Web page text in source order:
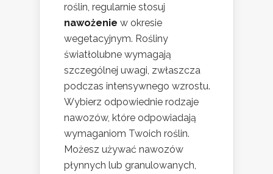
roślin, regularnie stosuj
nawożenie w okresie
wegetacyjnym. Rośliny
światłolubne wymagają
szczególnej uwagi, zwłaszcza
podczas intensywnego wzrostu.
Wybierz odpowiednie rodzaje
nawozów, które odpowiadają
wymaganiom Twoich roślin.
Możesz używać nawozów
płynnych lub granulowanych,